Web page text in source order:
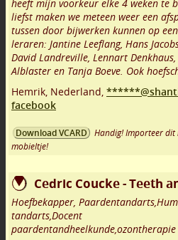
heeft mijn voorkeur elke 4 weken te
liefst maken we meteen weer een
tussen door bijwerken kunnen op
leraren: Jantine Leeflang, Hans
David Landreville, Lennart
Alblaster en Tanja Boeve. Ook
Hemrik, Nederland,
facebook
Download VCARD
Handig! Importeer dit
mobieltje!
Cedric Coucke - Teeth
Hoefbekapper,
tandarts,Docent
paardentandheelkunde,ozontherapie